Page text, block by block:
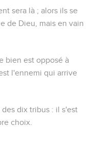
sera là ; alors ils se
de Dieu, mais en vain
bien est opposé à
l'ennemi qui arrive
dix tribus : il s'est
choix.